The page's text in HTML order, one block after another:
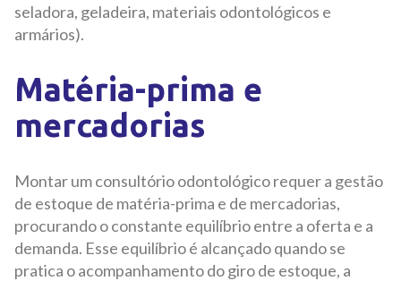
seladora, geladeira, materiais odontológicos e
armários).
Matéria-prima e
mercadorias
Montar um consultório odontológico requer a gestão
de estoque de matéria-prima e de mercadorias,
procurando o constante equilíbrio entre a oferta e a
demanda. Esse equilíbrio é alcançado quando se
pratica o acompanhamento do giro de estoque, a